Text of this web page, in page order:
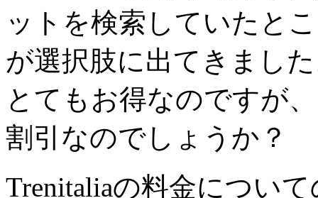
ットを検索していたと
が選択肢に出てきまし
とてもお得なのですが
割引なのでしょうか？
Trenitaliaの料金につい